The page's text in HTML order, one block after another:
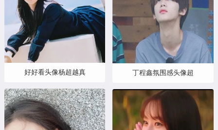
好好看头像杨超越真 丁程鑫氛围感头像超